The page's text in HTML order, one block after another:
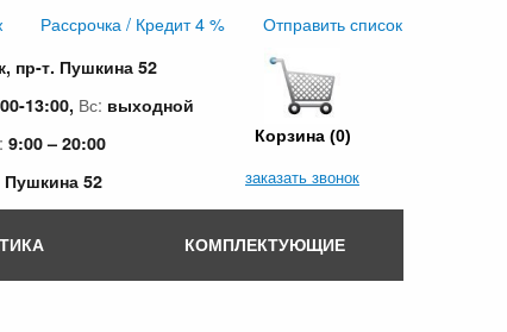
Рассрочка / Кредит 4 % Отправить список
пр-т. Пушкина 52
13:00, Вс: выходной
9:00 – 20:00
Пушкина 52
Корзина (0)
заказать звонок
КОМПЛЕКТУЮЩИЕ